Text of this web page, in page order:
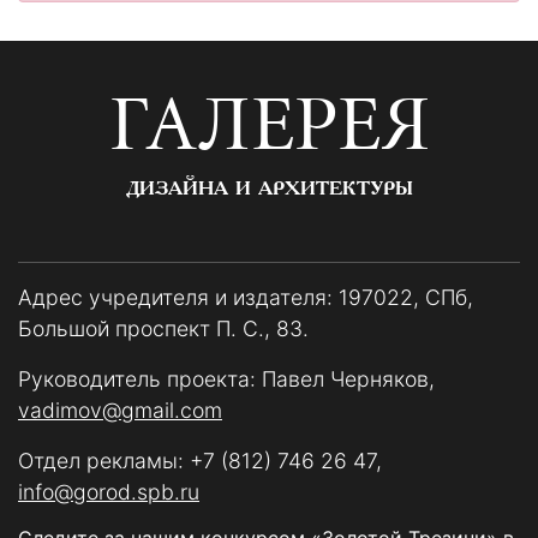
ГАЛЕРЕЯ
ДИЗАЙНА И АРХИТЕКТУРЫ
Адрес учредителя и издателя: 197022, СПб,
Большой проспект П. С., 83.
Руководитель проекта: Павел Черняков,
vadimov@gmail.com
Отдел рекламы: +7 (812) 746 26 47,
info@gorod.spb.ru